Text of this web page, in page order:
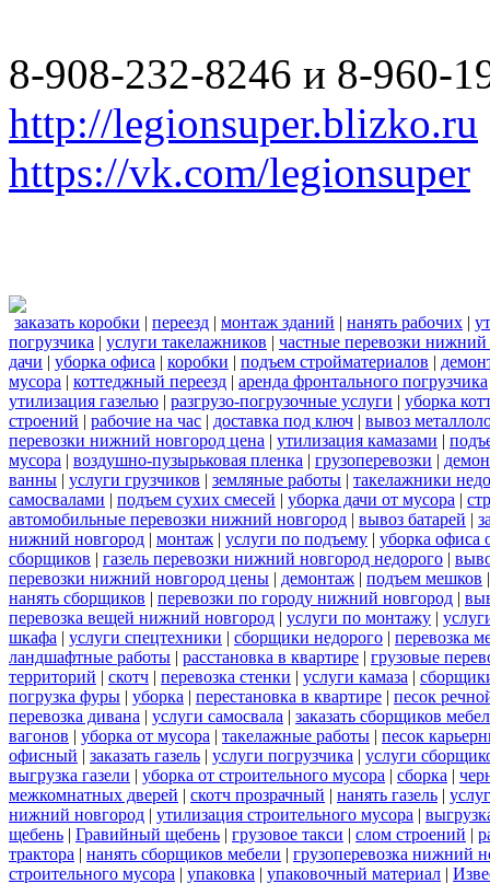
8-908-232-8246 и 8-960-
http://legionsuper.blizko.ru
https://vk.com/legionsuper
заказать коробки | переезд | монтаж зданий | нанять рабочих |
погрузчика | услуги такелажников | частные перевозки нижний
дачи | уборка офиса | коробки | подъем стройматериалов |
мусора | коттеджный переезд | аренда фронтального погрузчика
утилизация газелью | разгрузо-погрузочные услуги | уборка
строений | рабочие на час | доставка под ключ | вывоз
перевозки нижний новгород цена | утилизация камазами |
мусора | воздушно-пузырьковая пленка | грузоперевозки |
ванны | услуги грузчиков | земляные работы | такелажники
самосвалами | подъем сухих смесей | уборка дачи от мусора |
автомобильные перевозки нижний новгород | вывоз батарей |
нижний новгород | монтаж | услуги по подъему | уборка офиса
сборщиков | газель перевозки нижний новгород недорого |
перевозки нижний новгород цены | демонтаж | подъем мешков
нанять сборщиков | перевозки по городу нижний новгород |
перевозка вещей нижний новгород | услуги по монтажу |
шкафа | услуги спецтехники | сборщики недорого | перевозка
ландшафтные работы | расстановка в квартире | грузовые
территорий | скотч | перевозка стенки | услуги камаза |
погрузка фуры | уборка | перестановка в квартире | песок
перевозка дивана | услуги самосвала | заказать сборщиков
вагонов | уборка от мусора | такелажные работы | песок
офисный | заказать газель | услуги погрузчика | услуги
выгрузка газели | уборка от строительного мусора | сборка |
межкомнатных дверей | скотч прозрачный | нанять газель |
нижний новгород | утилизация строительного мусора |
щебень | Гравийный щебень | грузовое такси | слом строений |
трактора | нанять сборщиков мебели | грузоперевозка нижний
строительного мусора | упаковка | упаковочный материал |